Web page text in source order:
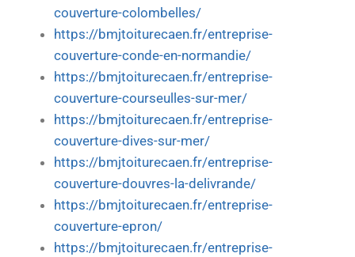
couverture-colombelles/
https://bmjtoiturecaen.fr/entreprise-
couverture-conde-en-normandie/
https://bmjtoiturecaen.fr/entreprise-
couverture-courseulles-sur-mer/
https://bmjtoiturecaen.fr/entreprise-
couverture-dives-sur-mer/
https://bmjtoiturecaen.fr/entreprise-
couverture-douvres-la-delivrande/
https://bmjtoiturecaen.fr/entreprise-
couverture-epron/
https://bmjtoiturecaen.fr/entreprise-